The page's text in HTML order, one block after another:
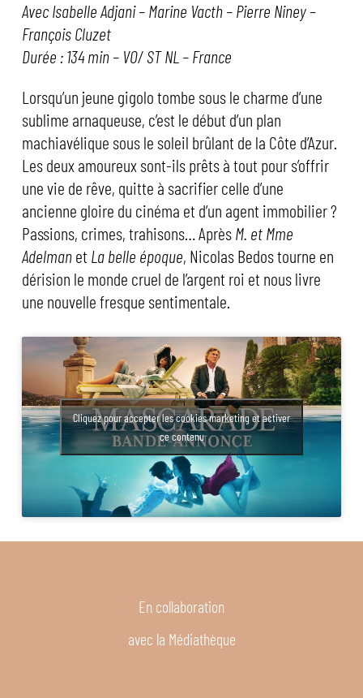
Avec Isabelle Adjani – Marine Vacth – Pierre Niney –
François Cluzet
Durée : 134 min – VO/ ST NL – France
Lorsqu’un jeune gigolo tombe sous le charme d’une
sublime arnaqueuse, c’est le début d’un plan
machiavélique sous le soleil brûlant de la Côte d’Azur.
Les deux amoureux sont-ils prêts à tout pour s’offrir
une vie de rêve, quitte à sacrifier celle d’une
ancienne gloire du cinéma et d’un agent immobilier ?
Passions, crimes, trahisons… AprèsM. et Mme
Adelmanet La belle époque, Nicolas Bedos tourne en
dérision le monde cruel de l’argent roi et nous livre
une nouvelle fresque sentimentale.
Cliquez pour accepter les cookies marketing et activer
ce contenu
En collaboration
avec la Médiathèque